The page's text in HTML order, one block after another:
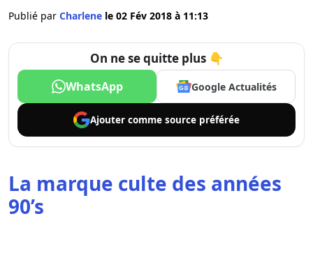
Publié par Charlene le 02 Fév 2018 à 11:13
On ne se quitte plus 👇
WhatsApp Google Actualités
Ajouter comme source préférée
La marque culte des années
90’s